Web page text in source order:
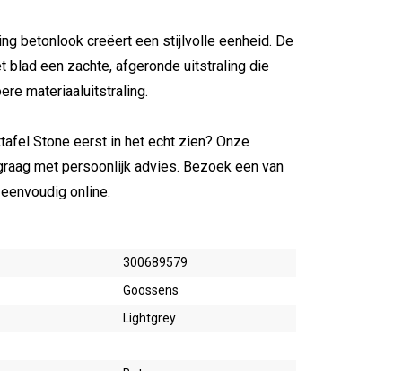
betonlook creëert een stijlvolle eenheid. De
blad een zachte, afgeronde uitstraling die
materiaaluitstraling.
Stone eerst in het echt zien? Onze
met persoonlijk advies. Bezoek een van
online.
300689579
Goossens
Lightgrey